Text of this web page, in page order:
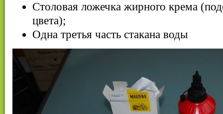
Столовая ложечка жирного крема
цвета);
Одна третья часть стакана воды